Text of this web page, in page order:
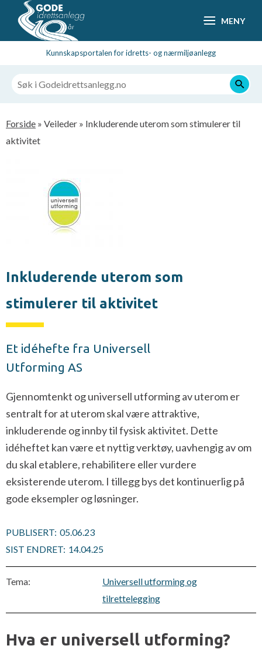
hovedsideinnhold
MENY
Kunnskapsportalen for idretts- og nærmiljøanlegg
Navigasjonssti
Forside Veileder
Inkluderende uterom som stimulerer til
aktivitet
Inkluderende uterom som
stimulerer til aktivitet
Et idéhefte fra Universell
Utforming AS
Gjennomtenkt og universell utforming av uterom er
sentralt for at uterom skal være attraktive,
inkluderende og innby til fysisk aktivitet. Dette
idéheftet kan være et nyttig verktøy, uavhengig av om
du skal etablere, rehabilitere eller vurdere
eksisterende uterom. I tillegg bys det kontinuerlig på
gode eksempler og løsninger.
PUBLISERT: 05.06.23
SIST ENDRET: 14.04.25
Tema:
Universell utforming og
tilrettelegging
Hva er universell utforming?